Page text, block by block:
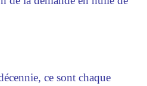
ce sont chaque